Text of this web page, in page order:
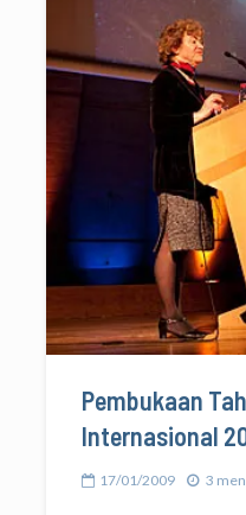
Pembukaan
Internasional
17/01/2009 3